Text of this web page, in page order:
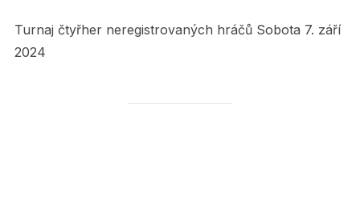
Turnaj čtyřher neregistrovaných hráčů Sobota 7. září
2024